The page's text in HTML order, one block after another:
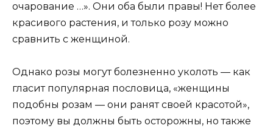
очарование …». Они оба были правы! Нет более
красивого растения, и только розу можно
сравнить с женщиной.
Однако розы могут болезненно уколоть — как
гласит популярная пословица, «женщины
подобны розам — они ранят своей красотой»,
поэтому вы должны быть осторожны, но также